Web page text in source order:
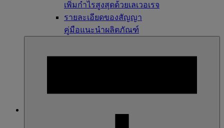
เพิ่มกำไรสูงสุดด้วยเลเวอเรจ
รายละเอียดของสัญญา
คู่มือแนะนำผลิตภัณฑ์